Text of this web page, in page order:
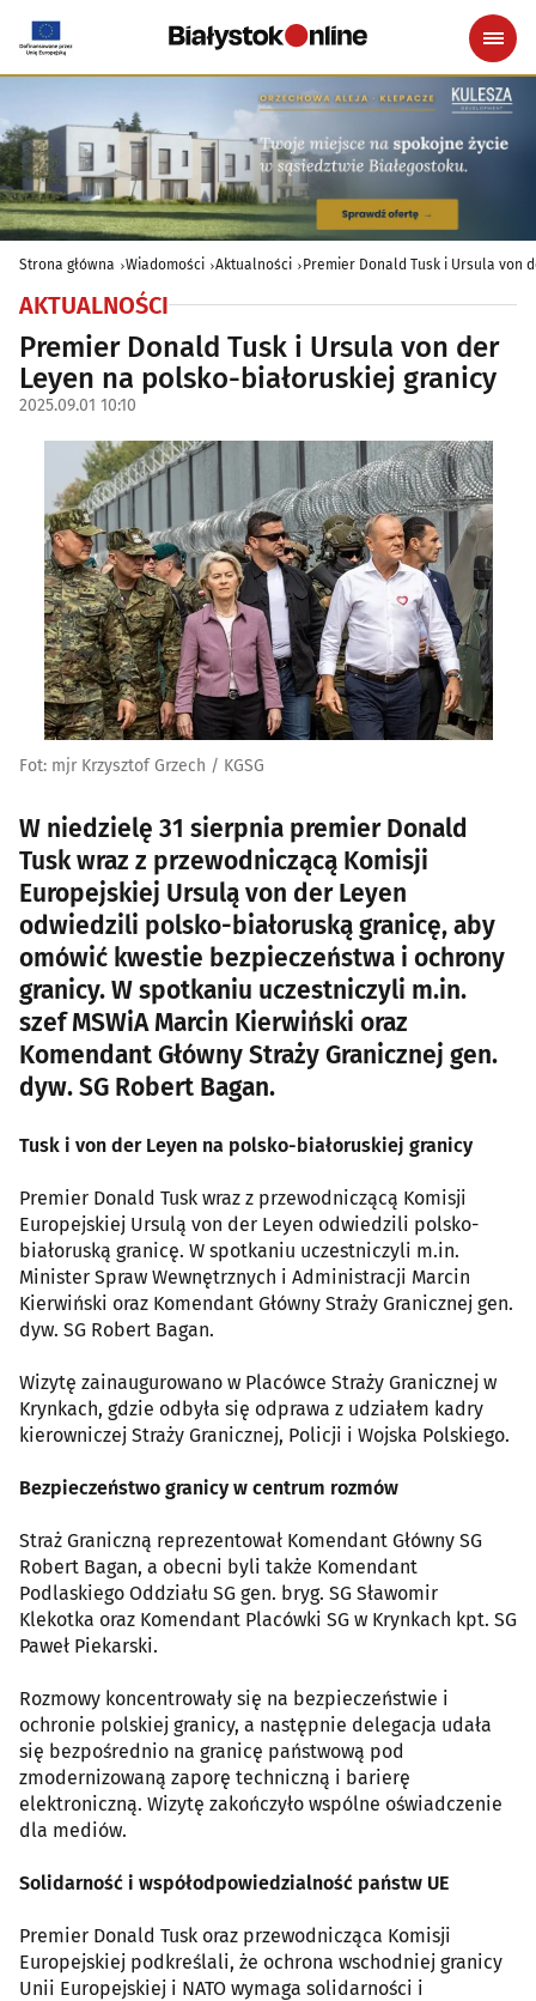
Strona główna Wiadomości Aktualności Premier Donald Tusk i Ursula von
AKTUALNOŚCI
Premier Donald Tusk i Ursula von der
Leyen na polsko-białoruskiej granicy
2025.09.01 10:10
Fot: mjr Krzysztof Grzech / KGSG
W niedzielę 31 sierpnia premier Donald
Tusk wraz z przewodniczącą Komisji
Europejskiej Ursulą von der Leyen
odwiedzili polsko-białoruską granicę, aby
omówić kwestie bezpieczeństwa i ochrony
granicy. W spotkaniu uczestniczyli m.in.
szef MSWiA Marcin Kierwiński oraz
Komendant Główny Straży Granicznej gen.
dyw. SG Robert Bagan.
Tusk i von der Leyen na polsko-białoruskiej granicy
Premier Donald Tusk wraz z przewodniczącą Komisji
Europejskiej Ursulą von der Leyen odwiedzili polsko-
białoruską granicę. W spotkaniu uczestniczyli m.in.
Minister Spraw Wewnętrznych i Administracji Marcin
Kierwiński oraz Komendant Główny Straży Granicznej gen.
dyw. SG Robert Bagan.
Wizytę zainaugurowano w Placówce Straży Granicznej w
Krynkach, gdzie odbyła się odprawa z udziałem kadry
kierowniczej Straży Granicznej, Policji i Wojska Polskiego.
Bezpieczeństwo granicy w centrum rozmów
Straż Graniczną reprezentował Komendant Główny SG
Robert Bagan, a obecni byli także Komendant
Podlaskiego Oddziału SG gen. bryg. SG Sławomir
Klekotka oraz Komendant Placówki SG w Krynkach kpt. SG
Paweł Piekarski.
Rozmowy koncentrowały się na bezpieczeństwie i
ochronie polskiej granicy, a następnie delegacja udała
się bezpośrednio na granicę państwową pod
zmodernizowaną zaporę techniczną i barierę
elektroniczną. Wizytę zakończyło wspólne oświadczenie
dla mediów.
Solidarność i współodpowiedzialność państw UE
Premier Donald Tusk oraz przewodnicząca Komisji
Europejskiej podkreślali, że ochrona wschodniej granicy
Unii Europejskiej i NATO wymaga solidarności i